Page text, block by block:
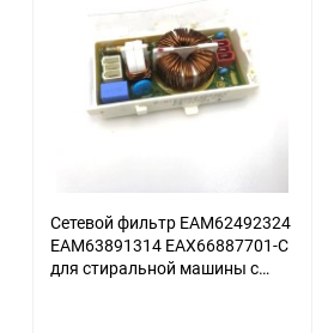
Сетевой фильтр EAM62492324
EAM63891314 EAX66887701-C
для стиральной машины с